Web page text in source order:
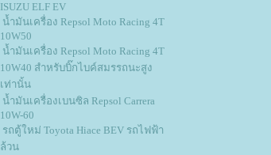
ISUZU ELF EV
น้ำมันเครื่อง Repsol Moto Racing 4T
10W50
น้ำมันเครื่อง Repsol Moto Racing 4T
10W40 สำหรับบิ๊กไบค์สมรรถนะสูง
เท่านั้น
น้ำมันเครื่องเบนซิล Repsol Carrera
10W-60
รถตู้ใหม่ Toyota Hiace BEV รถไฟฟ้า
ล้วน